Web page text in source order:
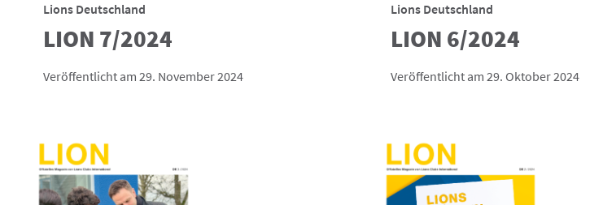
Lions Deutschland
LION 7/2024
Veröffentlicht am 29. November 2024
Lions Deutschland
LION 6/2024
Veröffentlicht am 29. Oktober 2024